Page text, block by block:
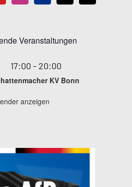
Veranstaltungen
17:00 - 20:00
KV Bonn
anzeigen